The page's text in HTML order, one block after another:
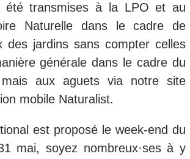
été transmises à la LPO et au
Naturelle dans le cadre de
des jardins sans compter celles
générale dans le cadre du
mais aux aguets via notre site
mobile Naturalist.
est proposé le week-end du
mai, soyez nombreux·ses à y